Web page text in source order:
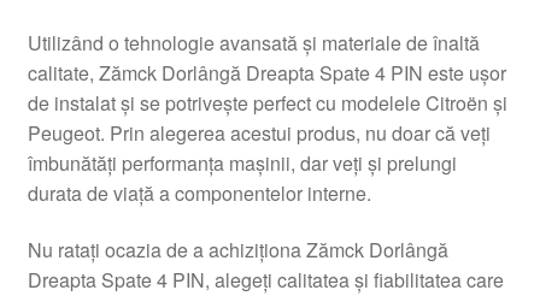
Plângere
Plățile
Politică de confidențialitate
Utilizând o tehnologie avansată și materiale de înaltă
calitate, Zămck Dorlângă Dreapta Spate 4 PIN este ușor
de instalat și se potrivește perfect cu modelele Citroën și
Peugeot. Prin alegerea acestui produs, nu doar că veți
îmbunătăți performanța mașinii, dar veți și prelungi
durata de viață a componentelor interne.
Nu ratați ocazia de a achiziționa Zămck Dorlângă
Dreapta Spate 4 PIN, alegeți calitatea și fiabilitatea care